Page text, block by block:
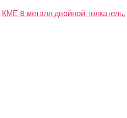
КМЕ 8 металл двойной толкатель,